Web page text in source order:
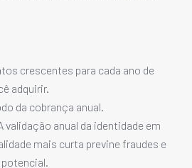
crescentes para cada ano de
adquirir.
da cobrança anual.
validação anual da identidade em
mais curta previne fraudes e